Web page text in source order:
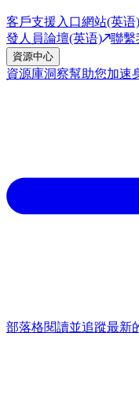
客戶支援入口網站(英语)
發人員論壇(英语)
聯繫
資源中心
資源庫洞察幫助您加速
部落格閱讀並追蹤最新